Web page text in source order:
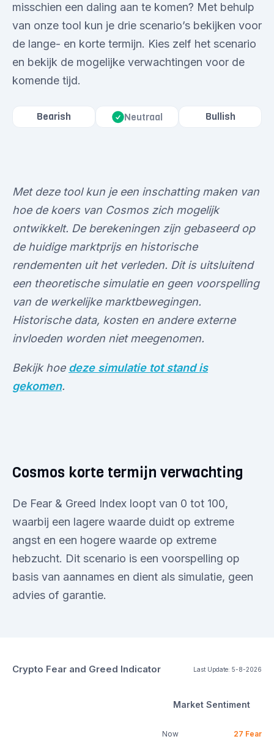
misschien een daling aan te komen? Met behulp
van onze tool kun je drie scenario’s bekijken voor
de lange- en korte termijn. Kies zelf het scenario
en bekijk de mogelijke verwachtingen voor de
komende tijd.
Bearish Neutraal Bullish
Met deze tool kun je een inschatting maken van
hoe de koers van Cosmos zich mogelijk
ontwikkelt. De berekeningen zijn gebaseerd op
de huidige marktprijs en historische
rendementen uit het verleden. Dit is uitsluitend
een theoretische simulatie en geen voorspelling
van de werkelijke marktbewegingen.
Historische data, kosten en andere externe
invloeden worden niet meegenomen.
Bekijk hoe deze simulatie tot stand is
gekomen.
Cosmos korte termijn verwachting
De Fear & Greed Index loopt van 0 tot 100,
waarbij een lagere waarde duidt op extreme
angst en een hogere waarde op extreme
hebzucht. Dit scenario is een voorspelling op
basis van aannames en dient als simulatie, geen
advies of garantie.
Crypto Fear and Greed Indicator Last Update: 5-8-2026
Market Sentiment
Now 27 Fear